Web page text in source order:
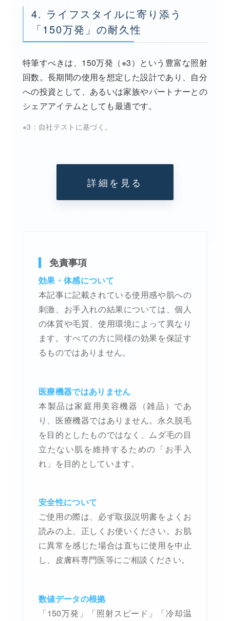
4. ライフスタイルに寄り添う
「150万発」の耐久性
特筆すべきは、150万発（※3）という豊富な照射
回数。長期間の使用を想定した設計であり、自分
への投資として、あるいは家族やパートナーとの
シェアアイテムとしても最適です。
※3：自社テストに基づく。
詳細を見る
免責事項
効果・体感について
本記事に記載されている使用感や肌への
刺激、お手入れの結果については、個人
の体質や毛質、使用環境によって異なり
ます。すべての方に同様の効果を保証す
るものではありません。
医療機器ではありません
本製品は家庭用美容機器（雑品）であ
り、医療機器ではありません。永久脱毛
を目的としたものではなく、ムダ毛の目
立たない肌を維持するための「お手入
れ」を目的としています。
安全性について
ご使用の際は、必ず取扱説明書をよくお
読みの上、正しくお使いください。お肌
に異常を感じた場合は直ちに使用を中止
し、皮膚科専門医等にご相談ください。
数値データの根拠
「150万発」「照射スピード」「冷却温